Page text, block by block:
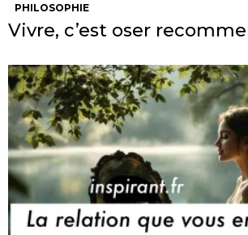
PHILOSOPHIE
Vivre, c’est oser